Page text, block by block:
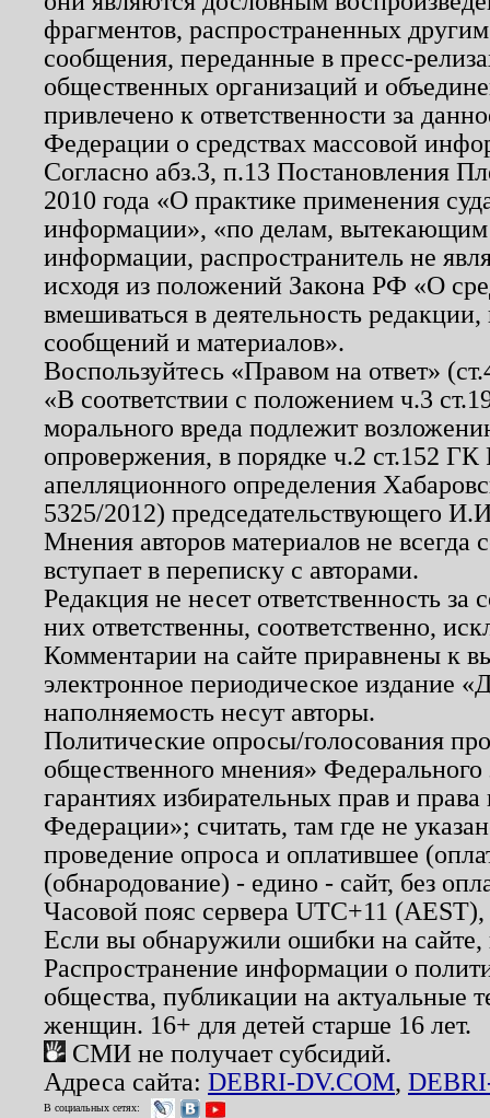
фрагментов, распространенных
сообщения, переданные в пресс-
общественных организаций и
привлечено к ответственности за
Федерации о средствах массовой
Согласно абз.3, п.13 Постановления
2010 года «О практике применения
информации», «по делам, вытекающим
информации, распространитель не
исходя из положений Закона РФ «О
вмешиваться в деятельность
сообщений и материалов».
Воспользуйтесь «Правом на ответ»
«В соответствии с положением ч.3
морального вреда подлежит
опровержения, в порядке ч.2 ст.152
апелляционного определения
5325/2012) председательствующего
Мнения авторов материалов не
вступает в переписку с авторами.
Редакция не несет ответственность
них ответственны, соответственно,
Комментарии на сайте приравнены к
электронное периодическое издание
наполняемость несут авторы.
Политические опросы/голосования
общественного мнения»
гарантиях избирательных прав и
Федерации»; считать, там где не
проведение опроса и оплатившее
(обнародование) - едино - сайт, без
Часовой пояс сервера UTC+11
Если вы обнаружили ошибки на
Распространение информации о
общества, публикации на актуальные
женщин. 16+ для детей старше 16 лет.
СМИ не получает субсидий.
Адреса сайта: DEBRI-DV.COM,
В социальных сетях: